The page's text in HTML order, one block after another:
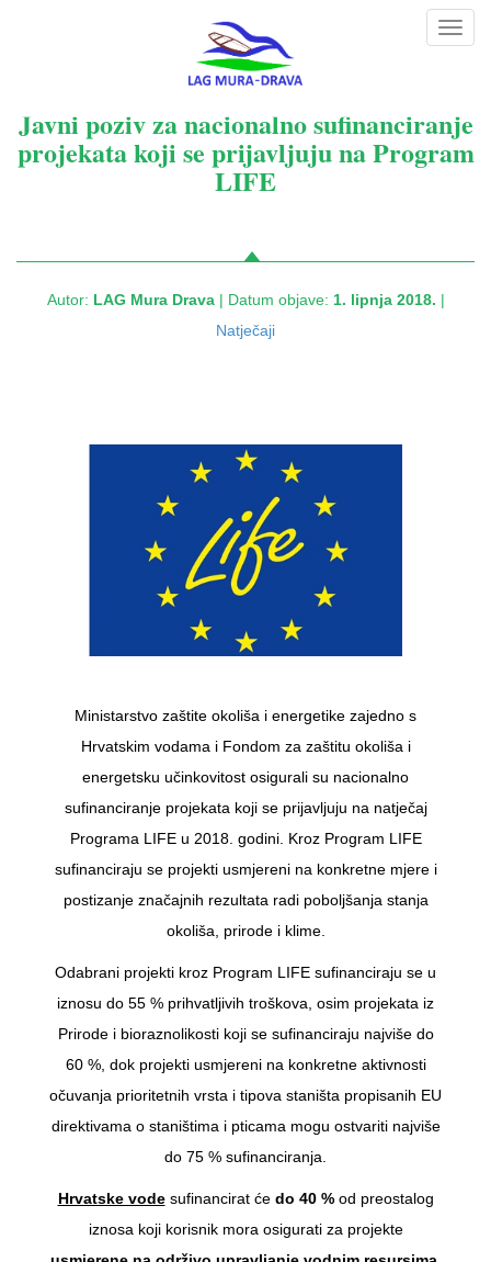
Javni poziv za nacionalno sufinanciranje
projekata koji se prijavljuju na Program
LIFE
Autor: LAG Mura Drava| Datum objave: 1. lipnja 2018. |
Natječaji
Ministarstvo zaštite okoliša i energetike zajedno s
Hrvatskim vodama i Fondom za zaštitu okoliša i
energetsku učinkovitost osigurali su nacionalno
sufinanciranje projekata koji se prijavljuju na natječaj
Programa LIFE u 2018. godini. Kroz Program LIFE
sufinanciraju se projekti usmjereni na konkretne mjere i
postizanje značajnih rezultata radi poboljšanja stanja
okoliša, prirode i klime.
Odabrani projekti kroz Program LIFE sufinanciraju se u
iznosu do 55 % prihvatljivih troškova, osim projekata iz
Prirode i bioraznolikosti koji se sufinanciraju najviše do
60 %, dok projekti usmjereni na konkretne aktivnosti
očuvanja prioritetnih vrsta i tipova staništa propisanih EU
direktivama o staništima i pticama mogu ostvariti najviše
do 75 % sufinanciranja.
Hrvatske vodesufinancirat će do 40 %od preostalog
iznosa koji korisnik mora osigurati za projekte